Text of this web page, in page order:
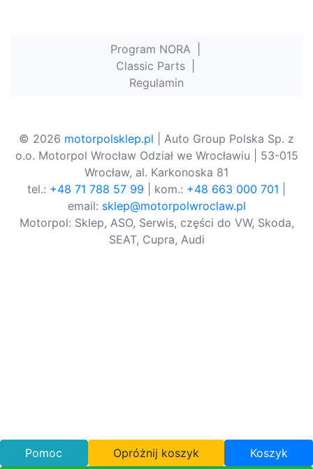
Program NORA
Classic Parts
Regulamin
© 2026 motorpolsklep.pl | Auto Group Polska Sp. z
o.o. Motorpol Wrocław Odział we Wrocławiu | 53-015
Wrocław, al. Karkonoska 81
tel.: +48 71 788 57 99 | kom.: +48 663 000 701
email: sklep@motorpolwroclaw.pl
Motorpol: Sklep, ASO, Serwis, części do VW, Skoda,
SEAT, Cupra, Audi
Pomoc Opróżnij koszyk Koszyk